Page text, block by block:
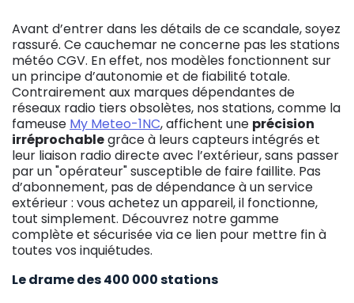
Avant d’entrer dans les détails de ce scandale, soyez
rassuré. Ce cauchemar ne concerne pas les stations
météo CGV. En effet, nos modèles fonctionnent sur
un principe d’autonomie et de fiabilité totale.
Contrairement aux marques dépendantes de
réseaux radio tiers obsolètes, nos stations, comme la
fameuse My Meteo-1NC, affichent une précision
irréprochablegrâce à leurs capteurs intégrés et
leur liaison radio directe avec l’extérieur, sans passer
par un "opérateur" susceptible de faire faillite. Pas
d’abonnement, pas de dépendance à un service
extérieur : vous achetez un appareil, il fonctionne,
tout simplement. Découvrez notre gamme
complète et sécurisée via ce lien pour mettre fin à
toutes vos inquiétudes.
Le drame des 400 000 stations